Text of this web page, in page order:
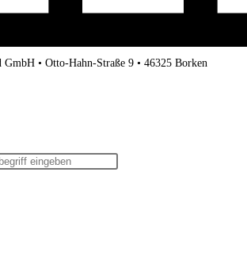
• Otto-Hahn-Straße 9 • 46325 Borken